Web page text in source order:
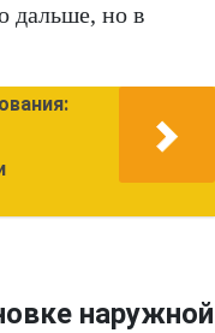
дальше, но в
наружной